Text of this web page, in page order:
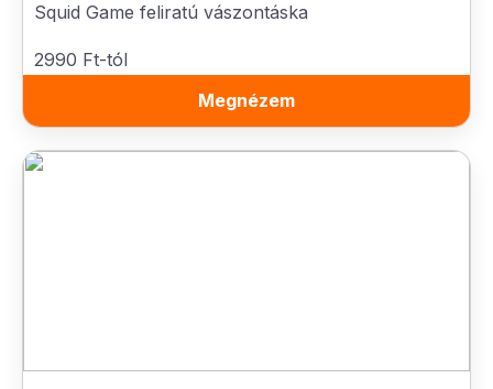
Squid Game feliratú vászontáska
2990 Ft-tól
Megnézem